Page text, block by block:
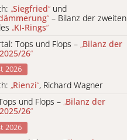
„Siegfried“ und
“ – Bilanz der zweiten
„KI-Rings“
Tops und Flops – „Bilanz der
26“
2026
„Rienzi“, Richard Wagner
und Flops – „Bilanz der
26“
2026